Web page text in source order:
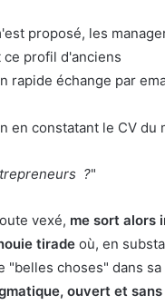
proposé, les
profil d'anciens
rapide échange par
en constatant le CV du
?"
vexé, me sort alors
tirade où, en
"belles choses" dans
ouvert et